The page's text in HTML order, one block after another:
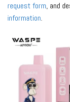
request form, and
information.